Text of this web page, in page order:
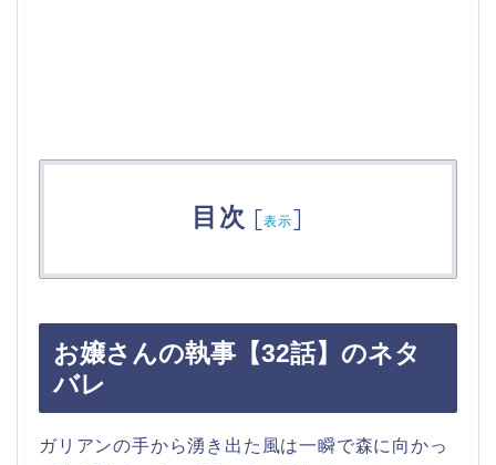
目次 [表示]
お嬢さんの執事【32話】のネタ
バレ
ガリアンの手から湧き出た風は一瞬で森に向かっ